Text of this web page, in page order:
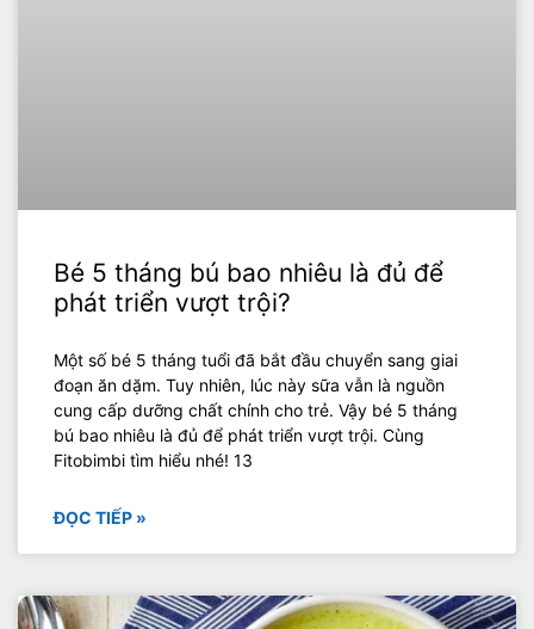
Bé 5 tháng bú bao nhiêu là đủ để
phát triển vượt trội?
Một số bé 5 tháng tuổi đã bắt đầu chuyển sang giai
đoạn ăn dặm. Tuy nhiên, lúc này sữa vẫn là nguồn
cung cấp dưỡng chất chính cho trẻ. Vậy bé 5 tháng
bú bao nhiêu là đủ để phát triển vượt trội. Cùng
Fitobimbi tìm hiểu nhé! 13
ĐỌC TIẾP »